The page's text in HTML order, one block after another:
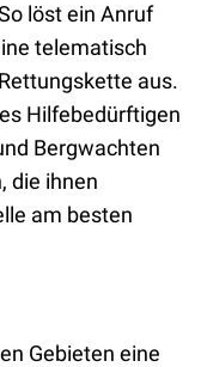
löst ein Anruf
telematisch
aus.
Hilfebedürftigen
Bergwachten
die ihnen
am besten
Gebieten eine